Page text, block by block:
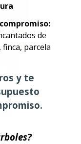
de
parcela
y te